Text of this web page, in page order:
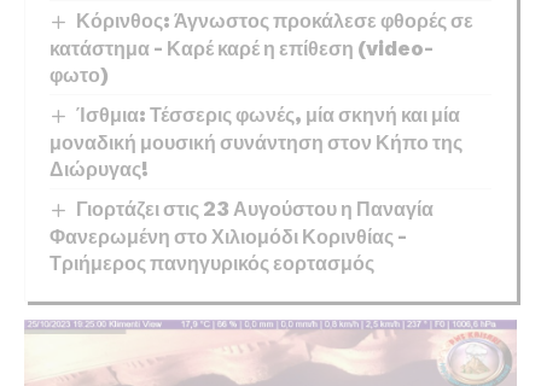
Κόρινθος: Άγνωστος προκάλεσε φθορές σε
κατάστημα – Καρέ καρέ η επίθεση (video-
φωτο)
Ίσθμια: Τέσσερις φωνές, μία σκηνή και μία
μοναδική μουσική συνάντηση στον Κήπο της
Διώρυγας!
Γιορτάζει στις 23 Αυγούστου η Παναγία
Φανερωμένη στο Χιλιομόδι Κορινθίας –
Τριήμερος πανηγυρικός εορτασμός